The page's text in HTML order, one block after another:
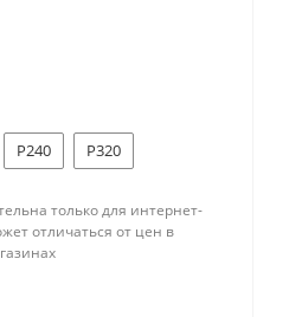
P240 P320
только для интернет-
отличаться от цен в